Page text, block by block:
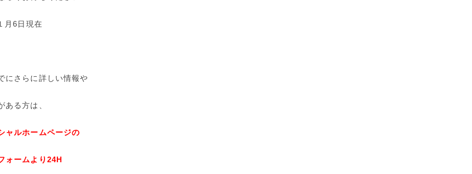
6日現在
にさらに詳しい情報や
ある方は、
ャルホームページの
ォームより24H